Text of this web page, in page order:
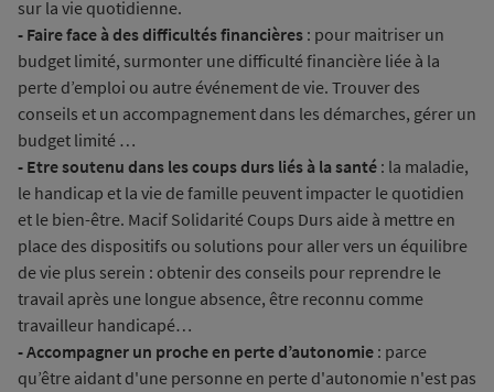
sur la vie quotidienne.
- Faire face à des difficultés financières : pour maitriser un
budget limité, surmonter une difficulté financière liée à la
perte d’emploi ou autre événement de vie. Trouver des
conseils et un accompagnement dans les démarches, gérer un
budget limité …
- Etre soutenu dans les coups durs liés à la santé : la maladie,
le handicap et la vie de famille peuvent impacter le quotidien
et le bien-être. Macif Solidarité Coups Durs aide à mettre en
place des dispositifs ou solutions pour aller vers un équilibre
de vie plus serein : obtenir des conseils pour reprendre le
travail après une longue absence, être reconnu comme
travailleur handicapé…
- Accompagner un proche en perte d’autonomie : parce
qu’être aidant d'une personne en perte d'autonomie n'est pas